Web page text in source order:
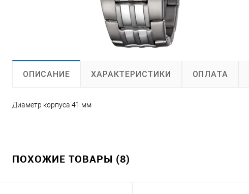
ОПИСАНИЕ ХАРАКТЕРИСТИКИ ОПЛАТА
Диаметр корпуса 41 мм
ПОХОЖИЕ ТОВАРЫ (8)